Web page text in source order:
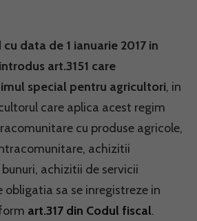
data de 1 ianuarie 2017 in
art.3151 care
special pentru agricultori, in
care aplica acest regim
cu produse agricole,
achizitii
achizitii de servicii
sa se inregistreze in
art.317 din Codul fiscal.